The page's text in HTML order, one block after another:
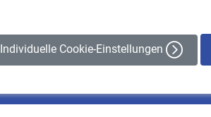
Individuelle Cookie-Einstellungen